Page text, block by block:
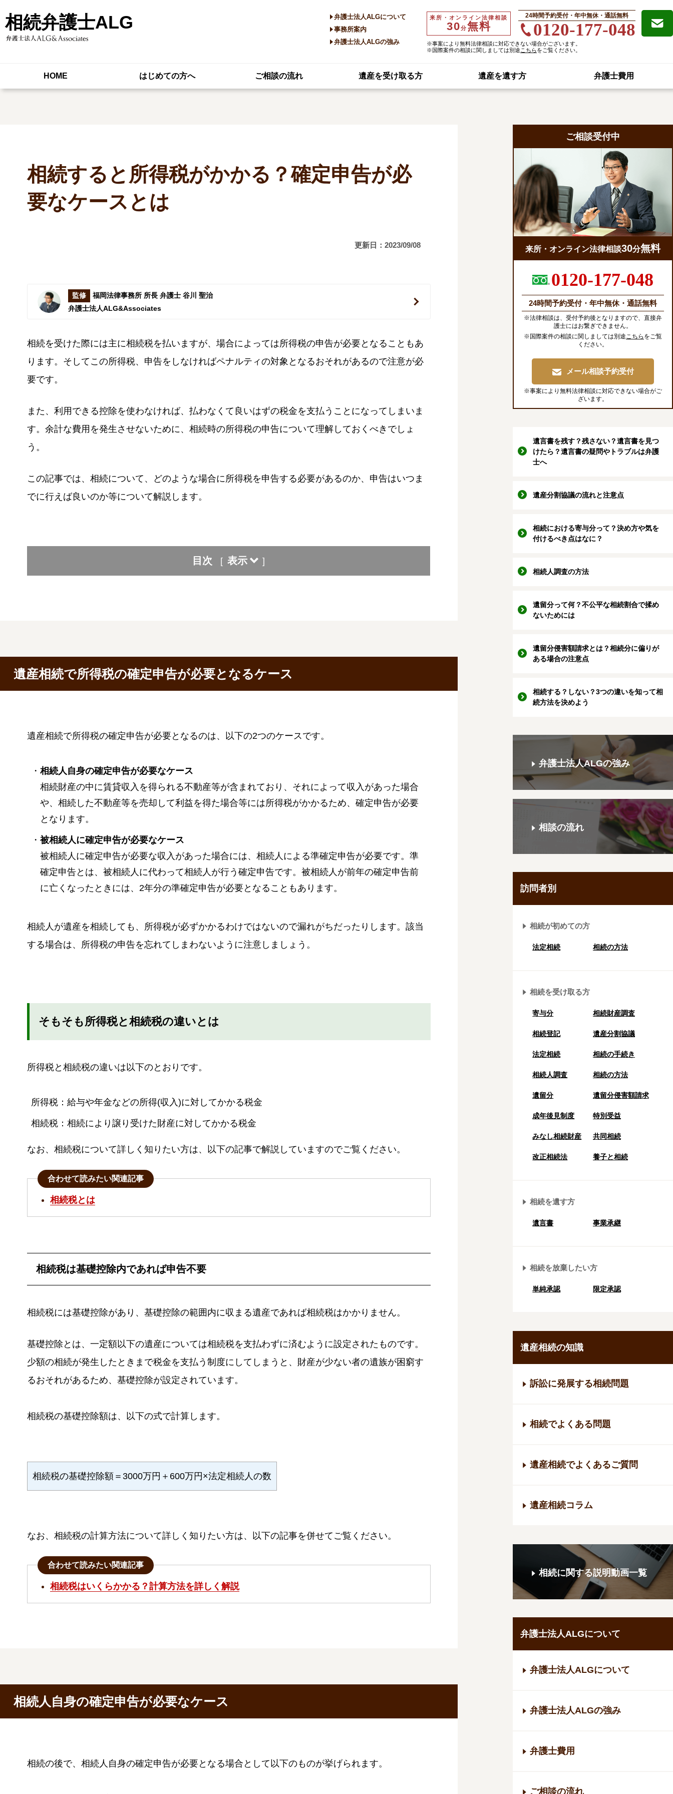
相続弁護士ALG 来所・オンライン法律相談
30分無料
24時間予約受付・年中無休・通話無料
0120-177-048
※事案により無料法律相談に対応できない場合がございます。
※国際案件の相談に関しましては別途 こちらをご覧ください。
弁護士法人ALGについて
事務所案内
弁護士法人ALGの強み
HOME はじめての方へ ご相談の流れ 遺産を受け取る方 遺産を遺す方 弁護士費用
相続すると所得税がかかる？確定申告が必
要なケースとは
更新日：2023/09/08
監修
福岡法律事務所 所長 弁護士 谷川 聖治
弁護士法人ALG&Associates
相続を受けた際には主に相続税を払いますが、場合によっては所得税の申告が必要となることもあ
ります。そしてこの所得税、申告をしなければペナルティの対象となるおそれがあるので注意が必
要です。
また、利用できる控除を使わなければ、払わなくて良いはずの税金を支払うことになってしまいま
す。余計な費用を発生させないために、相続時の所得税の申告について理解しておくべきでしょ
う。
この記事では、相続について、どのような場合に所得税を申告する必要があるのか、申告はいつま
でに行えば良いのか等について解説します。
目次 [ 表示 ]
遺産相続で所得税の確定申告が必要となるケース
遺産相続で所得税の確定申告が必要となるのは、以下の2つのケースです。
・相続人自身の確定申告が必要なケース
相続財産の中に賃貸収入を得られる不動産等が含まれており、それによって収入があった場合
や、相続した不動産等を売却して利益を得た場合等には所得税がかかるため、確定申告が必要
となります。
・被相続人に確定申告が必要なケース
被相続人に確定申告が必要な収入があった場合には、相続人による準確定申告が必要です。準
確定申告とは、被相続人に代わって相続人が行う確定申告です。被相続人が前年の確定申告前
に亡くなったときには、2年分の準確定申告が必要となることもあります。
相続人が遺産を相続しても、所得税が必ずかかるわけではないので漏れがちだったりします。該当
する場合は、所得税の申告を忘れてしまわないように注意しましょう。
そもそも所得税と相続税の違いとは
所得税と相続税の違いは以下のとおりです。
所得税：給与や年金などの所得(収入)に対してかかる税金
相続税：相続により譲り受けた財産に対してかかる税金
なお、相続税について詳しく知りたい方は、以下の記事で解説していますのでご覧ください。
合わせて読みたい関連記事
相続税とは
相続税は基礎控除内であれば申告不要
相続税には基礎控除があり、基礎控除の範囲内に収まる遺産であれば相続税はかかりません。
基礎控除とは、一定額以下の遺産については相続税を支払わずに済むように設定されたものです。
少額の相続が発生したときまで税金を支払う制度にしてしまうと、財産が少ない者の遺族が困窮す
るおそれがあるため、基礎控除が設定されています。
相続税の基礎控除額は、以下の式で計算します。
相続税の基礎控除額＝3000万円＋600万円×法定相続人の数
なお、相続税の計算方法について詳しく知りたい方は、以下の記事を併せてご覧ください。
合わせて読みたい関連記事
相続税はいくらかかる？計算方法を詳しく解説
相続人自身の確定申告が必要なケース
相続の後で、相続人自身の確定申告が必要となる場合として以下のものが挙げられます。
ご相談受付中
来所・オンライン法律相談30分無料
0120-177-048
24時間予約受付・年中無休・通話無料
※法律相談は、受付予約後となりますので、直接弁
護士にはお繋ぎできません。
※国際案件の相談に関しましては別途こちら をご覧
ください。
メール相談予約受付
※事案により無料法律相談に対応できない場合がご
ざいます。
遺言書を残す？残さない？遺言書を見つ
けたら？遺言書の疑問やトラブルは弁護
士へ
遺産分割協議の流れと注意点
相続における寄与分って？決め方や気を
付けるべき点はなに？
相続人調査の方法
遺留分って何？不公平な相続割合で揉め
ないためには
遺留分侵害額請求とは？相続分に偏りが
ある場合の注意点
相続する？しない？3つの違いを知って相
続方法を決めよう
弁護士法人ALGの強み
相談の流れ
訪問者別
相続が初めての方
法定相続 相続の方法
相続を受け取る方
寄与分 相続財産調査
相続登記 遺産分割協議
法定相続 相続の⼿続き
相続人調査 相続の方法
遺留分 遺留分侵害額請求
成年後⾒制度 特別受益
みなし相続財産 共同相続
改正相続法 養子と相続
相続を遺す方
遺言書 事業承継
相続を放棄したい方
単純承認 限定承認
遺産相続の知識
訴訟に発展する相続問題
相続でよくある問題
遺産相続でよくあるご質問
遺産相続コラム
相続に関する説明動画一覧
弁護士法人ALGについて
弁護士法人ALGについて
弁護士法人ALGの強み
弁護士費用
ご相談の流れ